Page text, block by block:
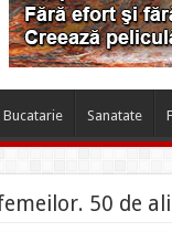
Bucatarie Sanatate
50 de